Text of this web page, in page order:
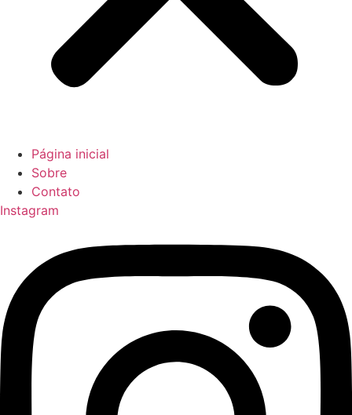
Página inicial
Sobre
Contato
Instagram